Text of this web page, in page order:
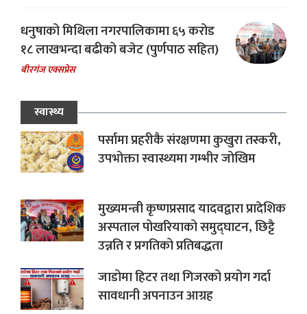
धनुषाको मिथिला नगरपालिकामा ६५ करोड
१८ लाखभन्दा बढीको बजेट (पुर्णपाठ सहित)
बीरगंज एक्सप्रेस
स्वास्थ्य
पर्सामा प्रहरीकै संरक्षणमा कुखुरा तस्करी,
उपभोक्ता स्वास्थ्यमा गम्भीर जोखिम
मुख्यमन्त्री कृष्णप्रसाद यादवद्वारा प्रादेशिक
अस्पताल पोखरियाको समुद्घाटन, छिट्टै
उन्नति र प्रगतिको प्रतिबद्धता
जाडोमा हिटर तथा गिजरको प्रयोग गर्दा
सावधानी अपनाउन आग्रह